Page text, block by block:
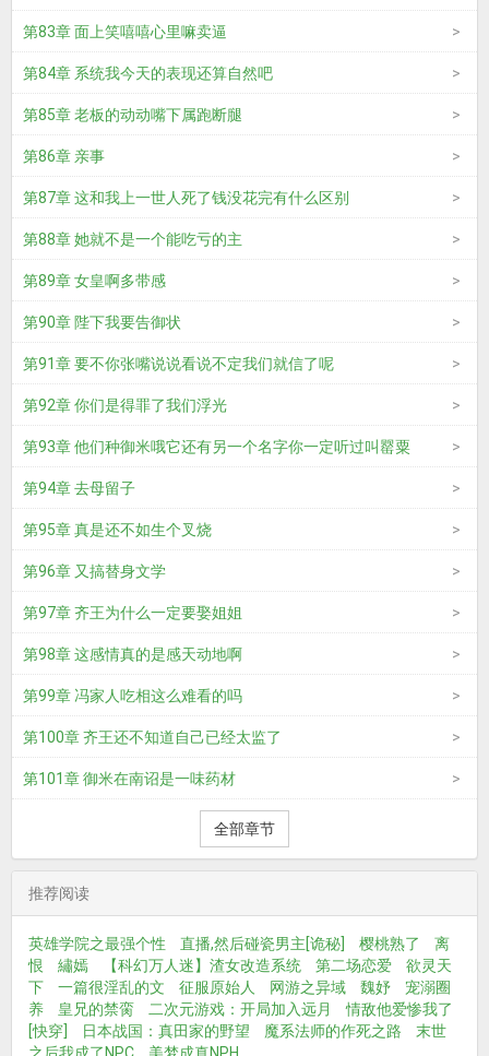
第83章 面上笑嘻嘻心里嘛卖逼
第84章 系统我今天的表现还算自然吧
第85章 老板的动动嘴下属跑断腿
第86章 亲事
第87章 这和我上一世人死了钱没花完有什么区别
第88章 她就不是一个能吃亏的主
第89章 女皇啊多带感
第90章 陛下我要告御状
第91章 要不你张嘴说说看说不定我们就信了呢
第92章 你们是得罪了我们浮光
第93章 他们种御米哦它还有另一个名字你一定听过叫罂粟
第94章 去母留子
第95章 真是还不如生个叉烧
第96章 又搞替身文学
第97章 齐王为什么一定要娶姐姐
第98章 这感情真的是感天动地啊
第99章 冯家人吃相这么难看的吗
第100章 齐王还不知道自己已经太监了
第101章 御米在南诏是一味药材
全部章节
推荐阅读
英雄学院之最强个性 直播,然后碰瓷男主[诡秘] 樱桃熟了
离
恨
繡嫣 【科幻万人迷】渣女改造系统 第二场恋爱
欲灵天
下
一篇很淫乱的文 征服原始人 网游之异域 魏妤
宠溺圈
养
皇兄的禁脔 二次元游戏：开局加入远月
情敌他爱惨我了
[快穿]
日本战国：真田家的野望 魔系法师的作死之路
末世